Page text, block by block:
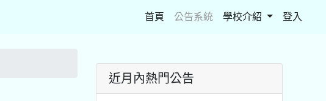
首頁 (current)
公告系統 學校介紹 登入
近月內熱門公告